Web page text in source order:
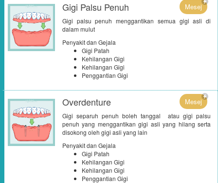
Gigi Palsu Penuh Mesej
Gigi palsu penuh menggantikan semua gigi asli di
dalam mulut
Penyakit dan Gejala
Gigi Patah
Kehilangan Gigi
Kehilangan Gigi
Penggantian Gigi
Overdenture Mesej
Gigi separuh penuh boleh tanggal atau gigi palsu
penuh yang menggantikan gigi asli yang hilang serta
disokong oleh gigi asli yang lain
Penyakit dan Gejala
Gigi Patah
Kehilangan Gigi
Kehilangan Gigi
Penggantian Gigi